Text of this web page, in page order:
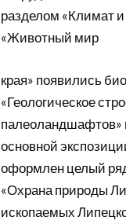
разделом «Климат
«Животный мир
края» появились
«Геологическое
палеоландшафтов»
основной
оформлен целый
«Охрана природы
ископаемых